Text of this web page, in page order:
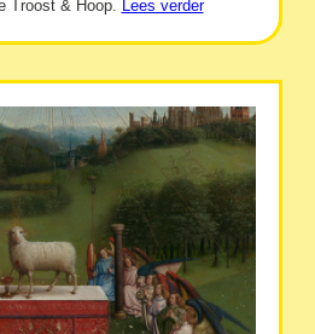
Troost & Hoop. Lees verder